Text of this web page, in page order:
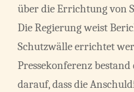
über die Errichtung von
Die Regierung weist
Schutzwälle errichtet
Pressekonferenz
darauf, dass die